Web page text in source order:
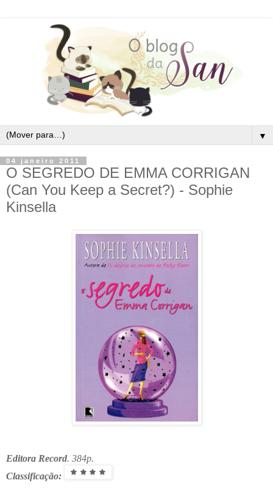
▼
04 janeiro 2011
O SEGREDO DE EMMA CORRIGAN
(Can You Keep a Secret?) - Sophie
Kinsella
Editora Record. 384p.
Classificação: